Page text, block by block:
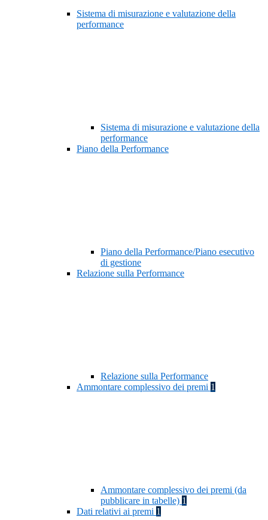
Sistema di misurazione e valutazione della
performance
Sistema di misurazione e valutazione della
performance
Piano della Performance
Piano della Performance/Piano esecutivo
di gestione
Relazione sulla Performance
Relazione sulla Performance
Ammontare complessivo dei premi 1
Ammontare complessivo dei premi (da
pubblicare in tabelle) 1
Dati relativi ai premi 1